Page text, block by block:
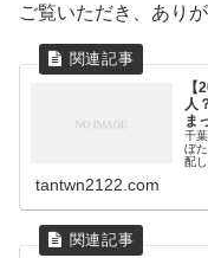
ご覧いただき、あり
人
ま
千
ぼ
配
tantwn2122.com